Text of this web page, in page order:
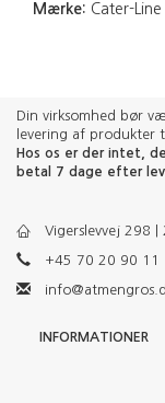
Mærke: Cater-Line
Din virksomhed bør
levering af produkter
Hos os er der intet,
betal 7 dage efter
Vigerslevvej 298 |
+45 70 20 90 11
INFORMATIONER